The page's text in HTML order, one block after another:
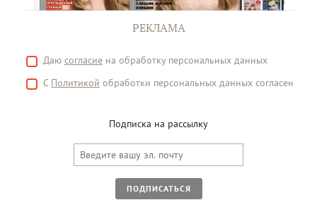
РЕКЛАМА
Даю согласие на обработку персональных данных
С Политикой обработки персональных данных согласен
Подписка на рассылку
ПОДПИСАТЬСЯ